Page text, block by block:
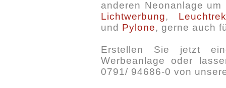
anderen Neonanlage
Lichtwerbung,
und Pylone, gerne auch
Erstellen Sie jetzt
Werbeanlage oder
0791/ 94686-0 von